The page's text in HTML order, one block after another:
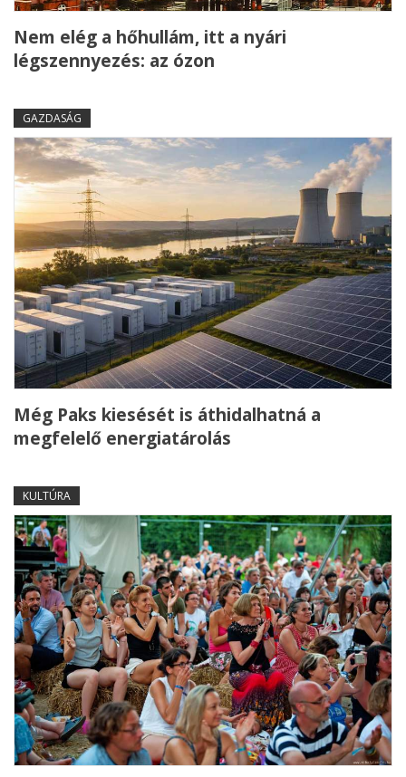
Nem elég a hőhullám, itt a nyári
légszennyezés: az ózon
GAZDASÁG
Még Paks kiesését is áthidalhatná a
megfelelő energiatárolás
KULTÚRA